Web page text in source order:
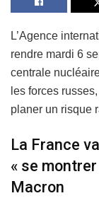
L’Agence
rendre mardi 6
centrale
les forces
planer un risque
La France
« se
Macron